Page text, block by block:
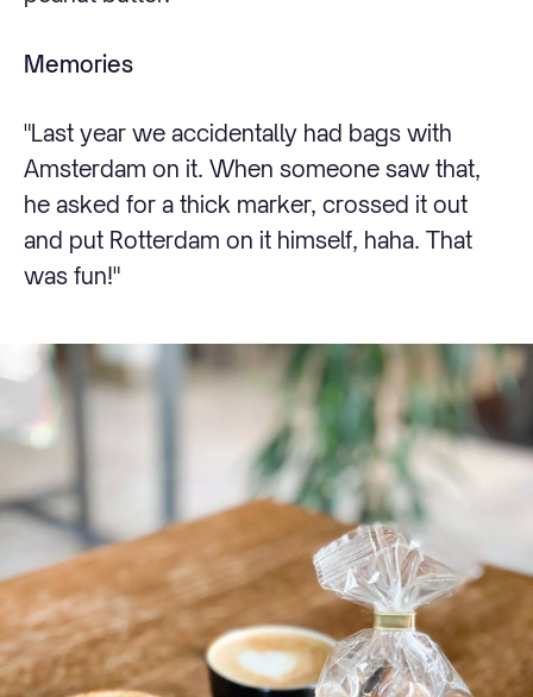
Memories
"Last year we accidentally had bags with
Amsterdam on it. When someone saw that,
he asked for a thick marker, crossed it out
and put Rotterdam on it himself, haha. That
was fun!"